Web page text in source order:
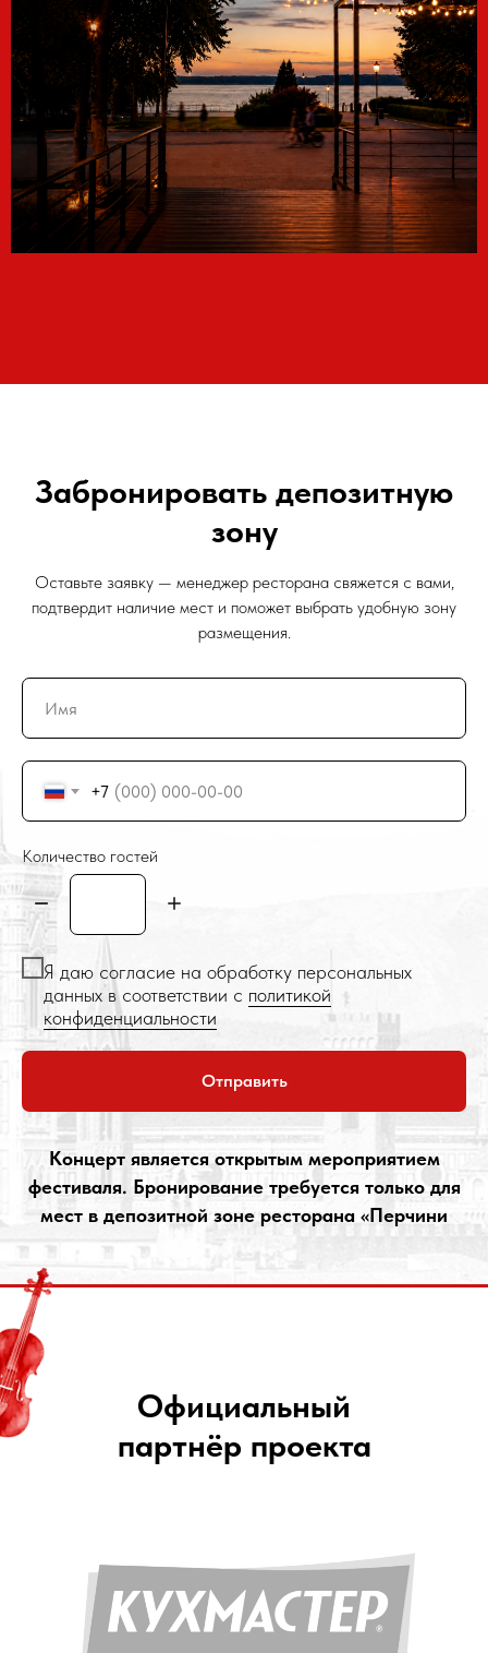
Забронировать депозитную
зону
Оставьте заявку — менеджер ресторана свяжется с вами,
подтвердит наличие мест и поможет выбрать удобную зону
размещения.
+7
Количество гостей
Я даю согласие на обработку персональных
данных в соответствии с политикой
конфиденциальности
Отправить
Концерт является открытым мероприятием
фестиваля. Бронирование требуется только для
мест в депозитной зоне ресторана «Перчини
Официальный
партнёр проекта